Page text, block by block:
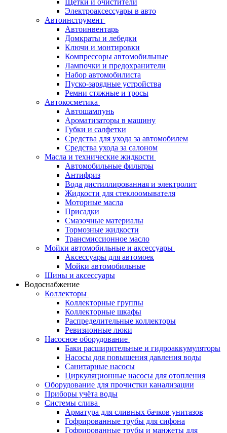
Электроаксессуары в авто
Автоинструмент
Автоинвентарь
Домкраты и лебедки
Ключи и монтировки
Компрессоры автомобильные
Лампочки и предохранители
Набор автомобилиста
Пуско-зарядные устройства
Ремни стяжные и тросы
Автокосметика
Автошампунь
Ароматизаторы в машину
Губки и салфетки
Средства для ухода за автомобилем
Средства ухода за салоном
Масла и технические жидкости
Автомобильные фильтры
Антифриз
Вода дистиллированная и электролит
Жидкости для стеклоомывателя
Моторные масла
Присадки
Смазочные материалы
Тормозные жидкости
Трансмиссионное масло
Мойки автомобильные и аксессуары
Аксессуары для автомоек
Мойки автомобильные
Шины и аксессуары
Водоснабжение
Коллекторы
Коллекторные группы
Коллекторные шкафы
Распределительные коллекторы
Ревизионные люки
Насосное оборудование
Баки расширительные и гидроаккумуляторы
Насосы для повышения давления воды
Санитарные насосы
Циркуляционные насосы для отопления
Оборудование для прочистки канализации
Приборы учёта воды
Системы слива
Арматура для сливных бачков унитазов
Гофрированные трубы для сифона
Гофрированные трубы и манжеты для